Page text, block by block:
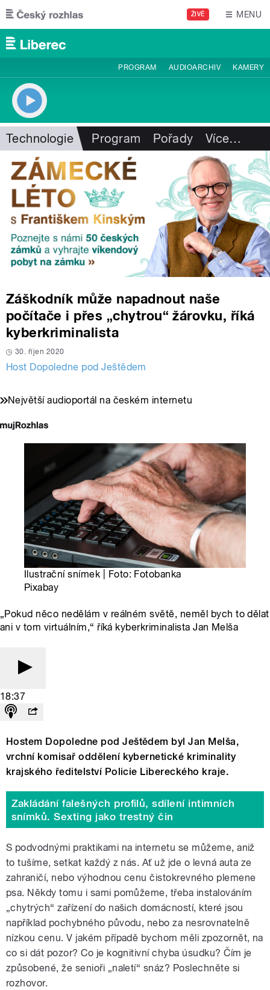
Přejít k hlavnímu obsahu
ŽIVĚ MENU
PROGRAM AUDIOARCHIV KAMERY
Technologie Program Pořady Více…
Záškodník může napadnout naše
počítače i přes „chytrou“ žárovku, říká
kyberkriminalista
30. říjen 2020
Host Dopoledne pod Ještědem
Největší audioportál na českém internetu
Ilustrační snímek | Foto: Fotobanka
Pixabay
„Pokud něco nedělám v reálném světě, neměl bych to dělat
ani v tom virtuálním,“ říká kyberkriminalista Jan Melša
18:37
Hostem Dopoledne pod Ještědem byl Jan Melša,
vrchní komisař oddělení kybernetické kriminality
krajského ředitelství Policie Libereckého kraje.
Zakládání falešných profilů, sdílení intimních
snímků. Sexting jako trestný čin
S podvodnými praktikami na internetu se můžeme, aniž
to tušíme, setkat každý z nás. Ať už jde o levná auta ze
zahraničí, nebo výhodnou cenu čistokrevného plemene
psa. Někdy tomu i sami pomůžeme, třeba instalováním
„chytrých“ zařízení do našich domácností, které jsou
například pochybného původu, nebo za nesrovnatelně
nízkou cenu. V jakém případě bychom měli zpozornět, na
co si dát pozor? Co je kognitivní chyba úsudku? Čím je
způsobené, že senioři „naletí“ snáz? Poslechněte si
rozhovor.